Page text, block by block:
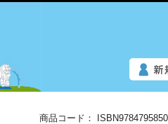
商品コード：